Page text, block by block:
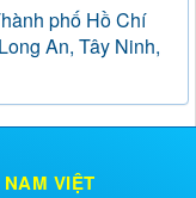
phố Hồ Chí
An, Tây Ninh,
VIỆT